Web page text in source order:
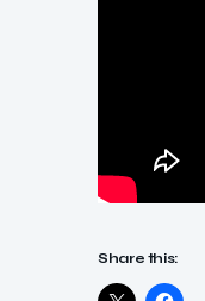
Share this: